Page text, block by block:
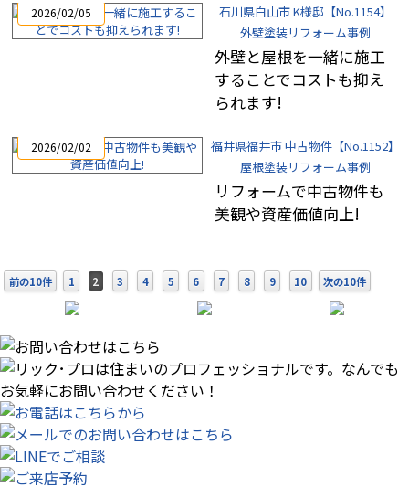
2026/02/05
石川県白山市 K様邸【No.1154】
外壁塗装リフォーム事例
外壁と屋根を一緒に施工
することでコストも抑え
られます!
2026/02/02
福井県福井市 中古物件【No.1152】
屋根塗装リフォーム事例
リフォームで中古物件も
美観や資産価値向上!
前の10件 1 2 3 4 5 6 7 8 9 10 次の10件